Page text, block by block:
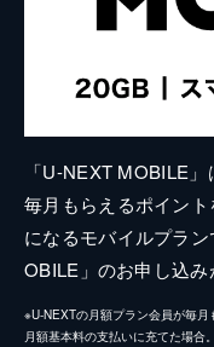
「U-NEXT MOBILE
毎月もらえるポイン
になるモバイルプラ
OBILE」のお申し込み
※U-NEXTの月額プラン会員が毎
月額基本料の支払いに充てた場合。